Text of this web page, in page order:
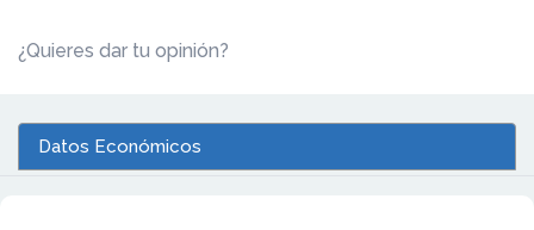
¿Quieres dar tu opinión?
Datos Económicos